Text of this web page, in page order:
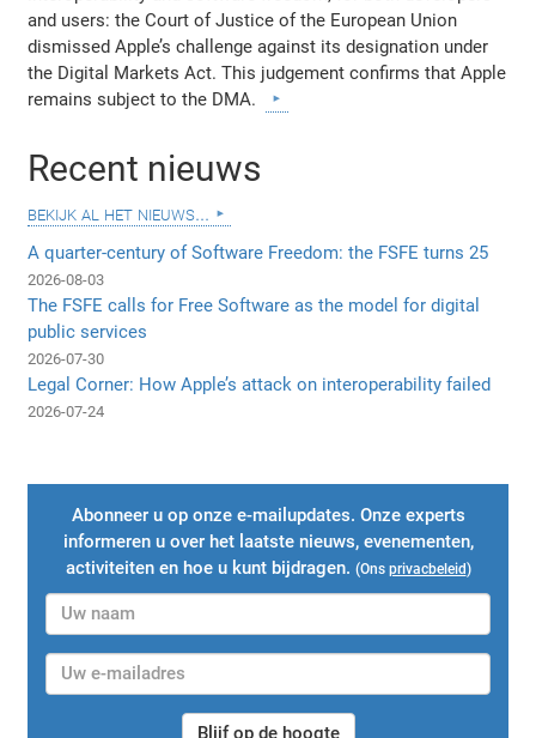
and users: the Court of Justice of the European Union
dismissed Apple’s challenge against its designation under
the Digital Markets Act. This judgement confirms that Apple
remains subject to the DMA.
Recent nieuws
bekijk al het nieuws...
A quarter-century of Software Freedom: the FSFE turns 25
2026-08-03
The FSFE calls for Free Software as the model for digital
public services
2026-07-30
Legal Corner: How Apple’s attack on interoperability failed
2026-07-24
Abonneer u op onze e-mailupdates. Onze experts
informeren u over het laatste nieuws, evenementen,
activiteiten en hoe u kunt bijdragen. (Ons privacbeleid)
Blijf op de hoogte